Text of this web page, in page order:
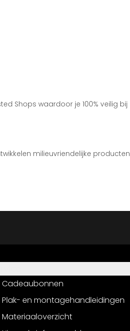
Shops waardoor je 100% veilig bij
milieuvriendelijke producten
Cadeaubonnen
Plak- en montagehandleidingen
Materiaaloverzicht